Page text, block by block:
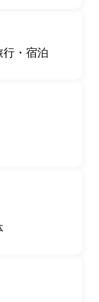
行・宿泊